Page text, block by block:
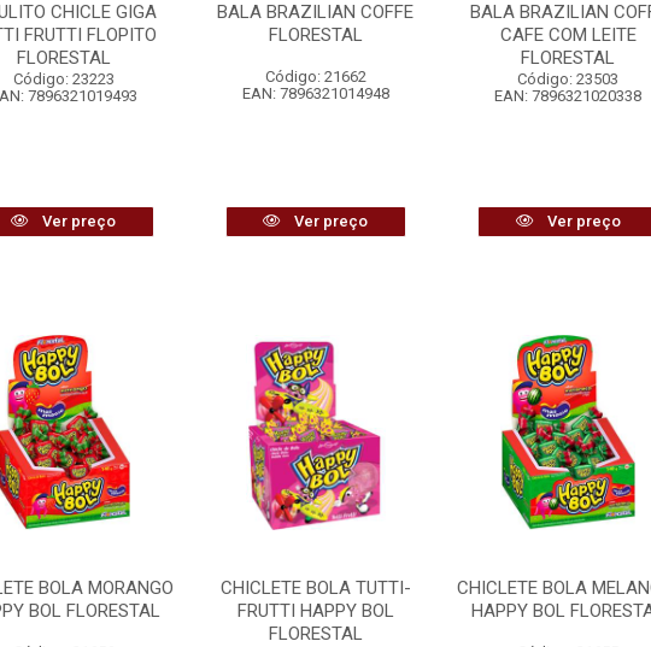
CHICLE GIGA
FRUTTI FLOPITO
FLORESTAL
Código: 23223
7896321019493
Ver preço
BALA BRAZILIAN COFFE
FLORESTAL
Código: 21662
EAN: 7896321014948
Ver preço
BALA BRAZILIAN
CAFE COM LEITE
FLORESTAL
Código: 23503
EAN: 7896321020338
Ver preço
BOLA MORANGO
BOL FLORESTAL
CHICLETE BOLA TUTTI-
FRUTTI HAPPY BOL
FLORESTAL
CHICLETE BOLA
HAPPY BOL